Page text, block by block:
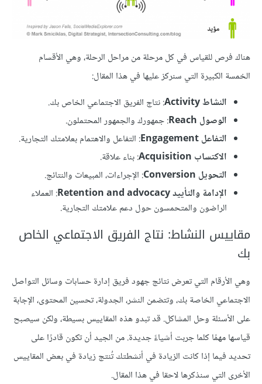
هناك فرص للقياس في كل مرحلة من مراحل الرحلة، وهي الأقسام
الخمسة الكبيرة التي سنركز عليها في هذا المقال:
النشاط Activity
: نتاج الفريق الاجتماعي الخاص بك.
الوصول Reach
: جمهورك والجمهور المحتملون.
التفاعل Engagement
: التفاعل والاهتمام بعلامتك التجارية.
الاكتساب Acquisition
: بناء علاقة.
التحويل Conversion
: الإجراءات، المبيعات والنتائج.
الإدامة والتأييد Retention and advocacy
: العملاء
الراضون والمتحمسون حول دعم علامتك التجارية.
مقاييس النشاط: نتاج الفريق الاجتماعي الخاص
بك
وهي الأرقام التي تعرض نتائج جهود فريق إدارة حسابات وسائل التواصل
الاجتماعي الخاصة بك، وتتضمن النشر، الجدولة، تحسين المحتوى، الإجابة
على الأسئلة وحل المشاكل. قد تبدو هذه المقاييس بسيطة، ولكن سيصبح
قياسها مهمًا كلما جربت أشياءً جديدة. من الجيد أن تكون قادرًا على
تحديد فيما إذا كانت الزيادة في أنشطتك تُنتج زيادة في بعض المقاييس
الأخرى التي سنذكرها لاحقا في هذا المقال.